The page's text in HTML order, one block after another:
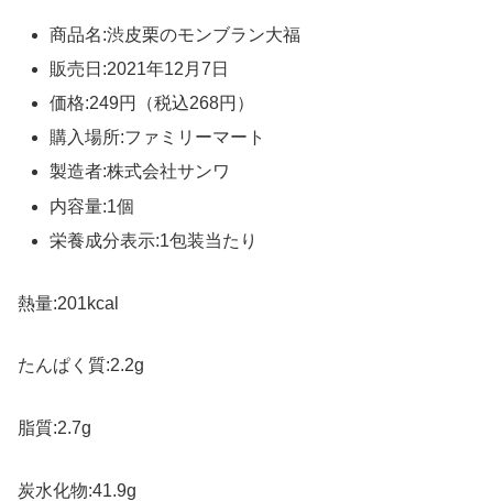
商品名:渋皮栗のモンブラン大福
販売日:2021年12月7日
価格:249円（税込268円）
購入場所:ファミリーマート
製造者:株式会社サンワ
内容量:1個
栄養成分表示:1包装当たり
熱量:201kcal
たんぱく質:2.2g
脂質:2.7g
炭水化物:41.9g